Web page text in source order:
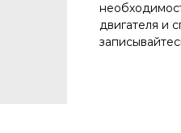
двигателя и